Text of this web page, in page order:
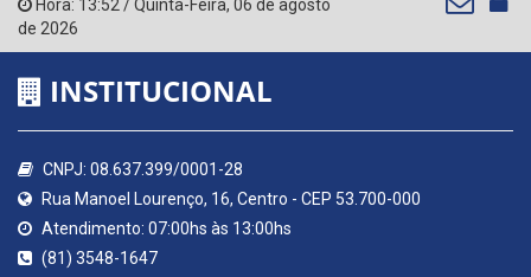
Hora: 13:52/Quinta-Feira, 06 de agosto
de 2026
INSTITUCIONAL
CNPJ: 08.637.399/0001-28
Rua Manoel Lourenço, 16, Centro - CEP 53.700-000
Atendimento: 07:00hs às 13:00hs
(81) 3548-1647